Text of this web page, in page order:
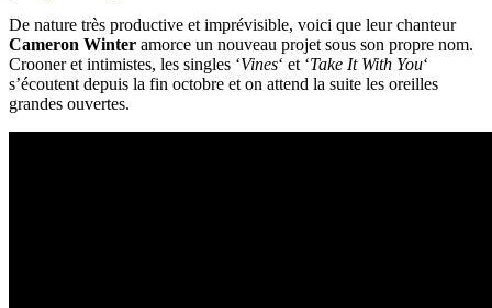
De nature très productive et imprévisible, voici que leur chanteur
Cameron Winter amorce un nouveau projet sous son propre nom.
Crooner et intimistes, les singles ‘Vines‘ et ‘Take It With You‘
s’écoutent depuis la fin octobre et on attend la suite les oreilles
grandes ouvertes.